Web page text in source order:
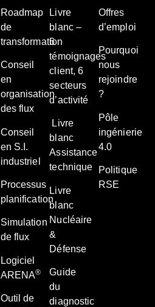
Roadmap
de
transformation
Conseil
en
organisation
des flux
Conseil
en S.I.
industriel
Processus
planification
Simulation
de flux
Logiciel
ARENA®
Outil de
Livre
blanc –
6
témoignages
client, 6
secteurs
d’activité
Livre
blanc
Assistance
technique
Livre
blanc
Nucléaire
&
Défense
Guide
du
diagnostic
Offres
d’emploi
Pourquoi
nous
rejoindre
?
Pôle
ingénierie
4.0
Politique
RSE